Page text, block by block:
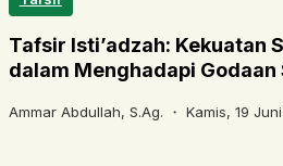
Tafsir Isti’adzah: Kekuatan
dalam Menghadapi Godaan
Ammar Abdullah, S.Ag. ・ Kamis, 19